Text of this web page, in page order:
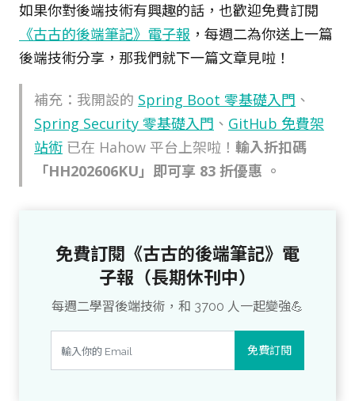
如果你對後端技術有興趣的話，也歡迎免費訂閱
《古古的後端筆記》電子報 ，每週二為你送上一篇
後端技術分享，那我們就下一篇文章見啦！
補充：我開設的 Spring Boot 零基礎入門 、
Spring Security 零基礎入門 、 GitHub 免費架
站術 已在 Hahow 平台上架啦！ 輸入折扣碼
「HH202606KU」即可享 83 折優惠 。
免費訂閱《古古的後端筆記》電
子報（長期休刊中）
每週二學習後端技術，和 3700 人一起變強💪
免費訂閱